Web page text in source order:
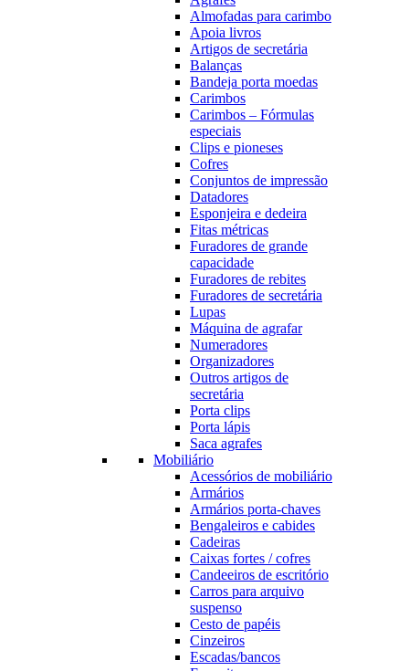
Almofadas para carimbo
Apoia livros
Artigos de secretária
Balanças
Bandeja porta moedas
Carimbos
Carimbos – Fórmulas
especiais
Clips e pioneses
Cofres
Conjuntos de impressão
Datadores
Esponjeira e dedeira
Fitas métricas
Furadores de grande
capacidade
Furadores de rebites
Furadores de secretária
Lupas
Máquina de agrafar
Numeradores
Organizadores
Outros artigos de
secretária
Porta clips
Porta lápis
Saca agrafes
Mobiliário
Acessórios de mobiliário
Armários
Armários porta-chaves
Bengaleiros e cabides
Cadeiras
Caixas fortes / cofres
Candeeiros de escritório
Carros para arquivo
suspenso
Cesto de papéis
Cinzeiros
Escadas/bancos